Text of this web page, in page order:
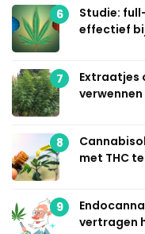
6
Studie:
effectief
7
Extraatjes
verwennen
8
met THC
9
vertragen